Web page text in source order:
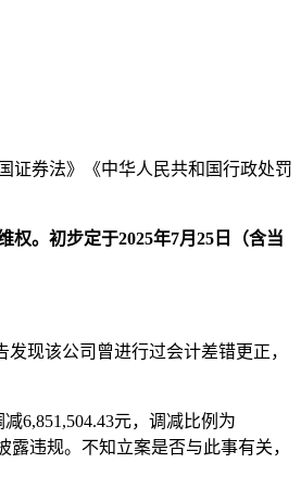
证券法》《中华人民共和国行政处罚
。初步定于2025年7月25日（含当
现该公司曾进行过会计差错更正，
6,851,504.43元，调减比例为
露违规。不知立案是否与此事有关，